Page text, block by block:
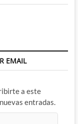
EMAIL
a este
entradas.